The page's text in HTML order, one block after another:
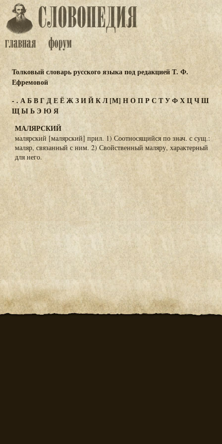
Толковый словарь русского языка под редакцией Т. Ф.
Ефремовой
- . АБВГДЕЁЖЗИЙКЛ[М] НОПРС ТУФХЦЧШ
ЩЫЬЭ ЮЯ
МАЛЯРСКИЙ
малярский [малярский] прил. 1) Соотносящийся по знач. с сущ.:
маляр, связанный с ним. 2) Свойственный маляру, характерный
для него.